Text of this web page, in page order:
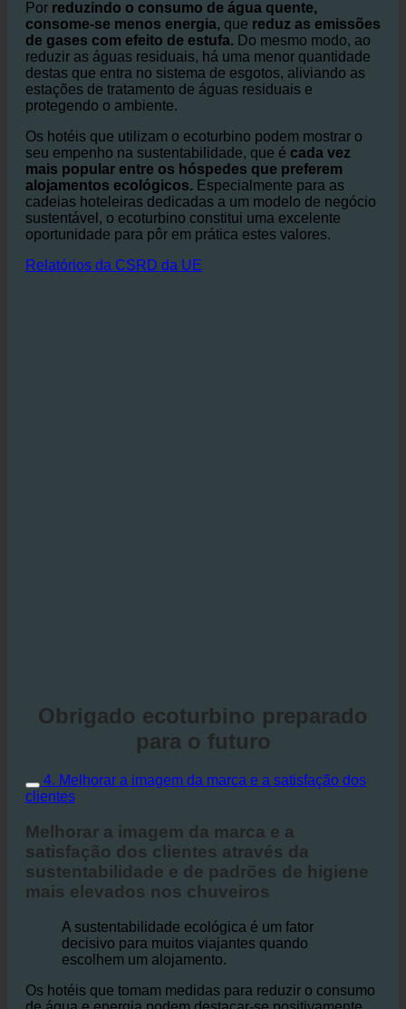
hotel.
Porreduzindo o consumo de água quente,
consome-se menos energia, que reduz as emissões
de gases com efeito de estufa.Do mesmo modo, ao
reduzir as águas residuais, há uma menor quantidade
destas que entra no sistema de esgotos, aliviando as
estações de tratamento de águas residuais e
protegendo o ambiente.
Os hotéis que utilizam o ecoturbino podem mostrar o
seu empenho na sustentabilidade, que écada vez
mais popular entre os hóspedes que preferem
alojamentos ecológicos.Especialmente para as
cadeias hoteleiras dedicadas a um modelo de negócio
sustentável, o ecoturbino constitui uma excelente
oportunidade para pôr em prática estes valores.
Obrigado ecoturbino preparado
para o futuro
clientes
Melhorar a imagem da marca e a
satisfação dos clientes através da
mais elevados nos chuveiros
A sustentabilidade ecológica é um fator
decisivo para muitos viajantes quando
escolhem um alojamento.